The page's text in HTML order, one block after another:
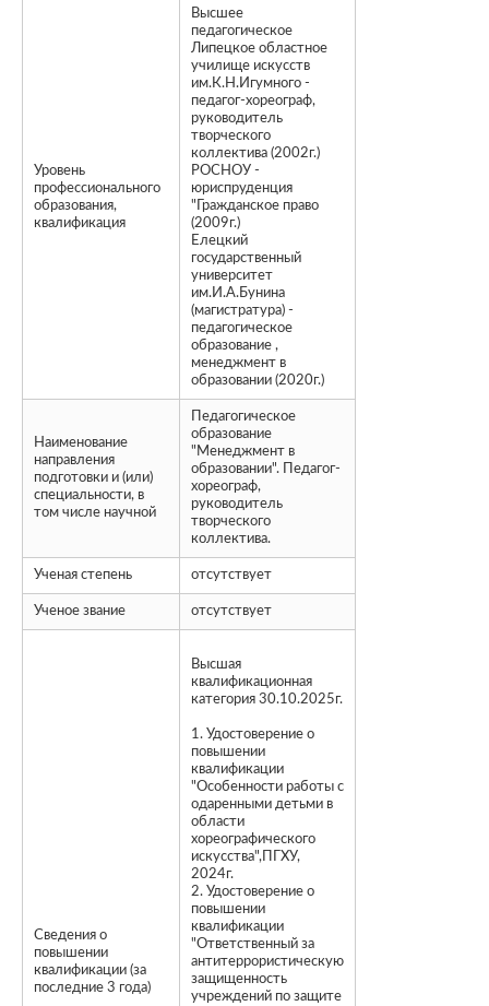
Уровень
профессионального
образования,
квалификация
Высшее
педагогическое
Липецкое областное
училище искусств
им.К.Н.Игумного -
педагог-хореограф,
руководитель
творческого
коллектива (2002г.)
РОСНОУ -
юриспруденция
"Гражданское право
(2009г.)
Елецкий
государственный
университет
им.И.А.Бунина
(магистратура) -
педагогическое
образование ,
менеджмент в
образовании (2020г.)
Наименование
направления
подготовки и (или)
специальности, в
том числе научной
Педагогическое
образование
"Менеджмент в
образовании". Педагог-
хореограф,
руководитель
творческого
коллектива.
Ученая степень отсутствует
Ученое звание отсутствует
Сведения о
повышении
квалификации (за
последние 3 года)
Высшая
квалификационная
категория 30.10.2025г.
1. Удостоверение о
повышении
квалификации
"Особенности работы с
одаренными детьми в
области
хореографического
искусства",ПГХУ,
2024г.
2. Удостоверение о
повышении
квалификации
"Ответственный за
антитеррористическую
защищенность
учреждений по защите